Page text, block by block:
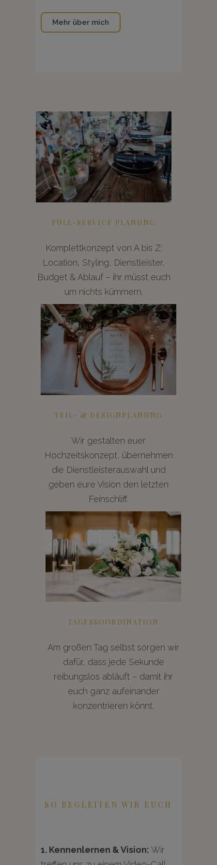
Mehr über mich
FULL-SERVICE PLANUNG
Komplettkonzept von A bis Z:
Location, Styling, Dienstleister,
Budget & Ablauf – ihr müsst euch
um nichts kümmern.
TEIL- & DESIGNPLANUNG
Wir gestalten euer
Hochzeitskonzept, übernehmen
die Dienstleisterauswahl und
geben eure Vision den letzten
Feinschliff.
TAGESKOORDINATION
Am großen Tag selbst sorgen wir
dafür, dass jede Sekunde
reibungslos abläuft – damit ihr
euch ganz aufeinander
konzentrieren könnt.
SO BEGLEITEN WIR EUCH
1. Kennenlernen & Vision: Wir